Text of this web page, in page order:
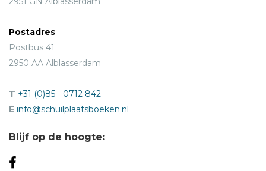
Postadres
Postbus 41
2950 AA Alblasserdam
T +31 (0)85 - 0712 842
E info@schuilplaatsboeken.nl
Blijf op de hoogte: